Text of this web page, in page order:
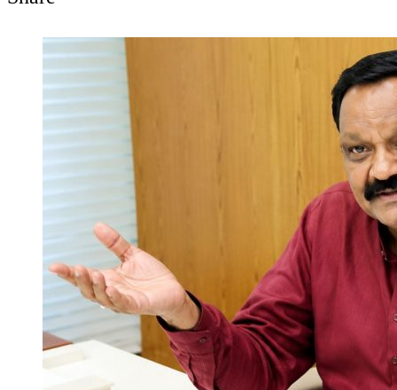
Facebook
Twitter
LinkedIn
Pinterest
WhatsApp
Telegram
Share
Email
Print